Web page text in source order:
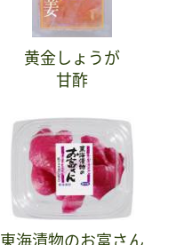
黄金しょうが
甘酢
東海漬物のお富さん